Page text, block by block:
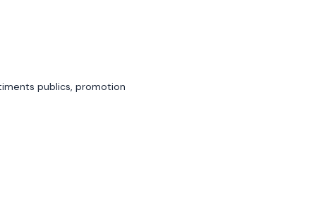
publics, promotion